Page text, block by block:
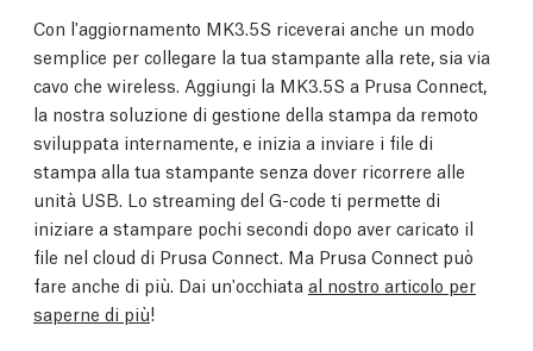
Con l'aggiornamento MK3.5S riceverai anche un modo
semplice per collegare la tua stampante alla rete, sia via
cavo che wireless. Aggiungi la MK3.5S a Prusa Connect,
la nostra soluzione di gestione della stampa da remoto
sviluppata internamente, e inizia a inviare i file di
stampa alla tua stampante senza dover ricorrere alle
unità USB. Lo streaming del G-code ti permette di
iniziare a stampare pochi secondi dopo aver caricato il
file nel cloud di Prusa Connect. Ma Prusa Connect può
fare anche di più. Dai un'occhiata al nostro articolo per
saperne di più!